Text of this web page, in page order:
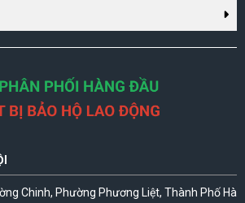
Chinh, Phường Phương Liệt, Thành Phố Hà